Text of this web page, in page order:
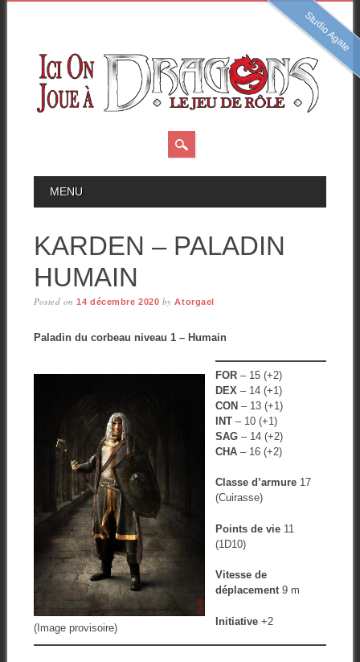
MAIN MENU
MENU
KARDEN – PALADIN
HUMAIN
Posted on14 décembre 2020 byAtorgael
Paladin du corbeau niveau 1 – Humain
(Image provisoire)
FOR– 15 (+2)
DEX – 14 (+1)
CON – 13 (+1)
INT– 10 (+1)
SAG– 14 (+2)
CHA– 16 (+2)
Classe d’armure17
(Cuirasse)
Points de vie11
(1D10)
Vitesse de
déplacement9 m
Initiative+2
Studio Agate